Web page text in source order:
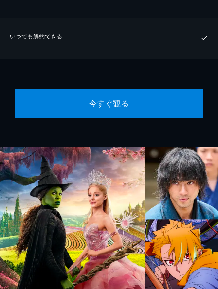
いつでも解約できる
今すぐ観る